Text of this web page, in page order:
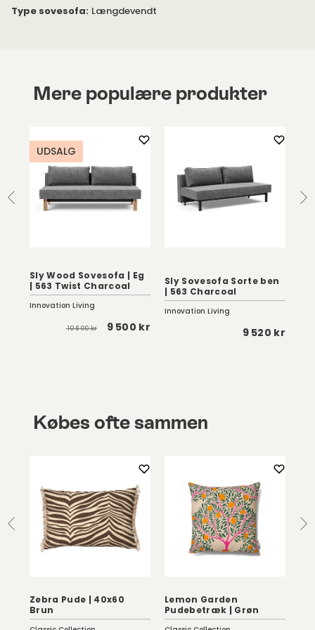
Type sovesofa: Længdevendt
Mere populære produkter
UDSALG
Sly Wood Sovesofa | Eg
| 563 Twist Charcoal
Innovation Living
10 800 kr 9 500 kr
Sly Sovesofa Sorte ben
| 563 Charcoal
Innovation Living
9 520 kr
Købes ofte sammen
Zebra Pude | 40x60
Brun
Lemon Garden
Pudebetræk | Grøn